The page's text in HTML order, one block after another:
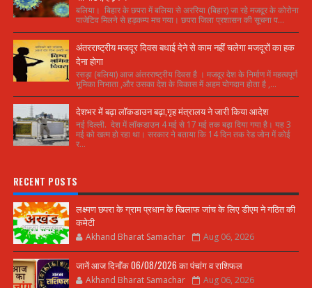
बलिया। बिहार के छपरा में बलिया से अररिया (बिहार) जा रहे मजदूर के कोरोना
पाजेटिव मिलने से हड़कम्प मच गया। छपरा जिला प्रशासन की सूचना प...
अंतरराष्ट्रीय मजदूर दिवस बधाई देने से काम नहीं चलेगा मजदूरों का हक
देना होगा
रसड़ा (बलिया) आज अंतरराष्ट्रीय दिवस है । मजदूर देश के निर्माण में महत्वपूर्ण
भूमिका निभाता ,और उसका देश के विकास में अहम योगदान होता है ,...
देशभर में बढ़ा लॉकडाउन बढ़ा,गृह मंत्रालय ने जारी किया आदेश
नई दिल्ली. देश में लॉकडाउन 4 मई से 17 मई तक बढ़ा दिया गया है। यह 3
मई को खत्म हो रहा था। सरकार ने बताया कि 14 दिन तक रेड जोन में कोई
र...
RECENT POSTS
लक्ष्मण छपरा के ग्राम प्रधान के खिलाफ जांच के लिए डीएम ने गठित की
कमेटी
Akhand Bharat Samachar Aug 06, 2026
जानें आज दिनाँक 06/08/2026 का पंचांग व राशिफल
Akhand Bharat Samachar Aug 06, 2026